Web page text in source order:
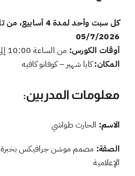
05/7/2026
أوقات الكورس: من الساعة 10:00 إلى الساعة 1:00
المكان:كايا شهير – كوفانو كافيه
معلومات المدربين:
الاسم: الحارث طواشي
الصفة: مصمم موشن جرافيكس بخبرة
الإعلامية